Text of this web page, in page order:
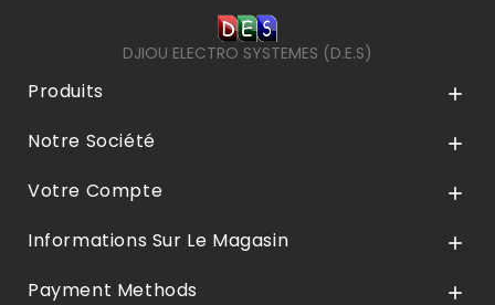
DJIOU ELECTRO SYSTEMES (D.E.S)
Produits 
Notre Société 
Votre Compte 
Informations Sur Le Magasin 
Payment Methods 